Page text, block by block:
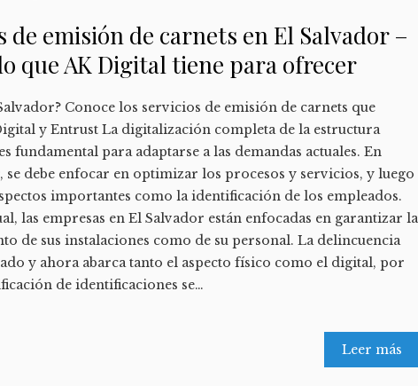
de emisión de carnets en El Salvador –
que AK Digital tiene para ofrecer
Conoce los servicios de emisión de carnets que
y Entrust La digitalización completa de la estructura
fundamental para adaptarse a las demandas actuales. En
debe enfocar en optimizar los procesos y servicios, y luego
importantes como la identificación de los empleados.
las empresas en El Salvador están enfocadas en garantizar la
de sus instalaciones como de su personal. La delincuencia
y ahora abarca tanto el aspecto físico como el digital, por
de identificaciones se…
Leer más